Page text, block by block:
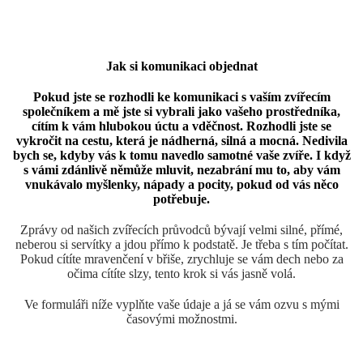
Jak si komunikaci objednat
Pokud jste se rozhodli ke komunikaci s vaším zvířecím
společníkem a mě jste si vybrali jako vašeho prostředníka,
cítím k vám hlubokou úctu a vděčnost. Rozhodli jste se
vykročit na cestu, která je nádherná, silná a mocná. Nedivila
bych se, kdyby vás k tomu navedlo samotné vaše zvíře. I když
s vámi zdánlivě němůže mluvit, nezabrání mu to, aby vám
vnukávalo myšlenky, nápady a pocity, pokud od vás něco
potřebuje.
Zprávy od našich zvířecích průvodců bývají velmi silné, přímé,
neberou si servítky a jdou přímo k podstatě. Je třeba s tím počítat.
Pokud cítíte mravenčení v břiše, zrychluje se vám dech nebo za
očima cítíte slzy, tento krok si vás jasně volá.
Ve formuláři níže vyplňte vaše údaje a já se vám ozvu s mými
časovými možnostmi.